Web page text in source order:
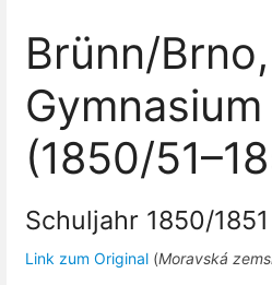
Brünn/
Gymnasium
(1850/
Schuljahr 1850/1851
Link zum Original (Moravská